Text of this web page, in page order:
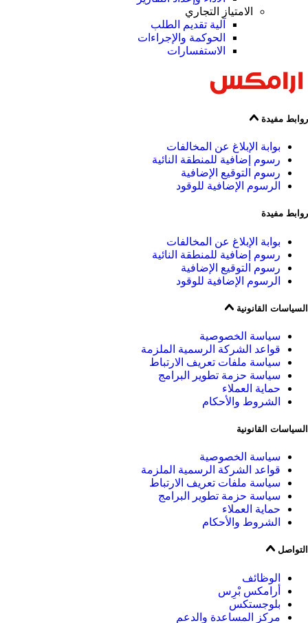
الامتياز التجاري
آلية تقديم الطلب
الحوكمة والإجراءات
الاستفسارات
روابط مفيدة
بوابة الإبلاغ عن المخالفات
رسوم إضافية للمنطقة النائية
رسوم التوقيع الإضافية
الرسوم الإضافية للوقود
روابط مفيدة
بوابة الإبلاغ عن المخالفات
رسوم إضافية للمنطقة النائية
رسوم التوقيع الإضافية
الرسوم الإضافية للوقود
السياسات القانونية
سياسة الخصوصية
قواعد الشركة الرسمية الملزمة
سياسة ملفات تعريف الارتباط
سياسة حزمة تطوير البرامج
حماية العملاء
الشروط والأحكام
السياسات القانونية
سياسة الخصوصية
قواعد الشركة الرسمية الملزمة
سياسة ملفات تعريف الارتباط
سياسة حزمة تطوير البرامج
حماية العملاء
الشروط والأحكام
التواصل
الوظائف
أرامكس بْرِس
بلوجستكس
مركز المساعدة والدعم